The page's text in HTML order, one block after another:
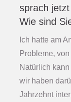
sprach
Wie sind
Ich hatte am
Probleme,
Natürlich
wir haben
Jahrzehnt